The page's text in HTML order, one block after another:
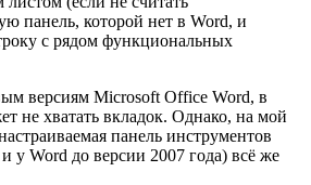
панель, которой нет в Word, и
с рядом функциональных
версиям Microsoft Office Word, в
не хватать вкладок. Однако, на мой
панель инструментов
у Word до версии 2007 года) всё же